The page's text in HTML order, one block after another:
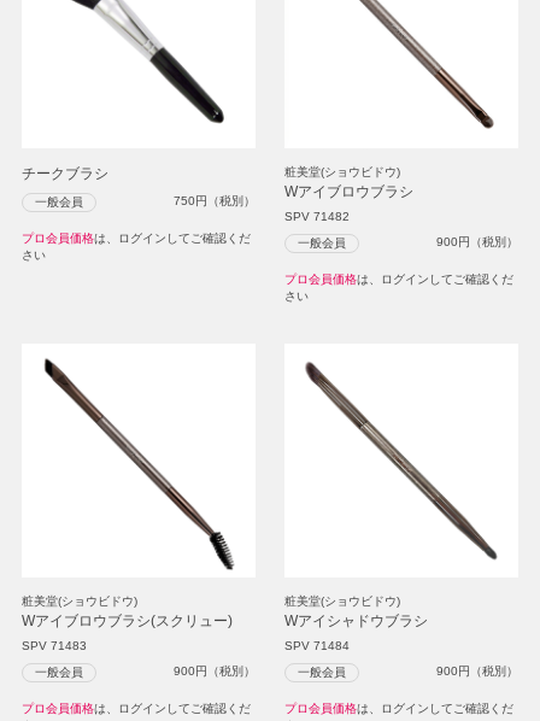
チークブラシ
一般会員 750円（税別）
プロ会員価格は、ログインしてご確認くだ
さい
粧美堂(ショウビドウ)
Wアイブロウブラシ
SPV 71482
一般会員 900円（税別）
プロ会員価格は、ログインしてご確認くだ
さい
粧美堂(ショウビドウ)
Wアイブロウブラシ(スクリュー)
SPV 71483
一般会員 900円（税別）
プロ会員価格は、ログインしてご確認くだ
粧美堂(ショウビドウ)
Wアイシャドウブラシ
SPV 71484
一般会員 900円（税別）
プロ会員価格は、ログインしてご確認くだ